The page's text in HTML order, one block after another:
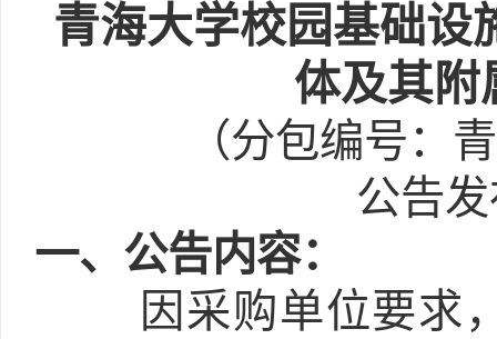
青海大学校园基础设
体及其附
（分包编号：
公告
一、公告内容：
因采购单位要求